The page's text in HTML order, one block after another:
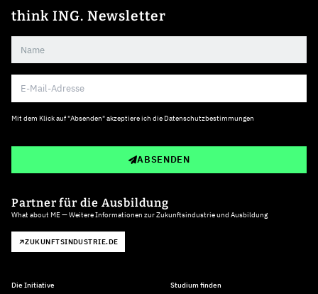
think ING. Newsletter
Mit dem Klick auf "Absenden" akzeptiere ich die Datenschutzbestimmungen
ABSENDEN
Partner für die Ausbildung
What about ME — Weitere Informationen zur Zukunftsindustrie und Ausbildung
ZUKUNFTSINDUSTRIE.DE
Die Initiative
Studium finden